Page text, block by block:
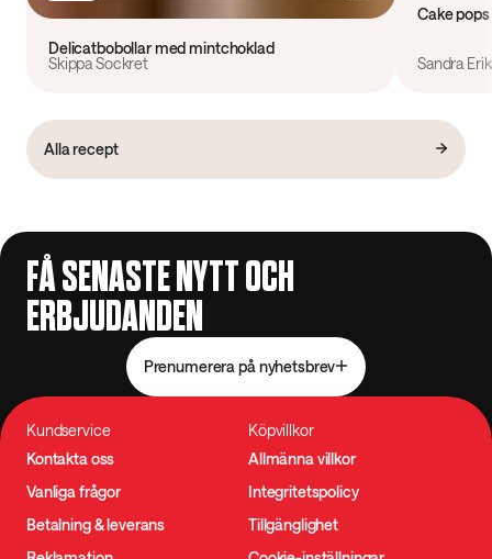
Delicatbobollar med mintchoklad
Skippa Sockret
Cake
Sandra
Alla recept
FÅ SENASTE NYTT OCH
ERBJUDANDEN
Prenumerera på nyhetsbrev
Kundservice
Kontakta oss
Vanliga frågor
Betalning & leverans
Köpvillkor
Allmänna villkor
Integritetspolicy
Tillgänglighet